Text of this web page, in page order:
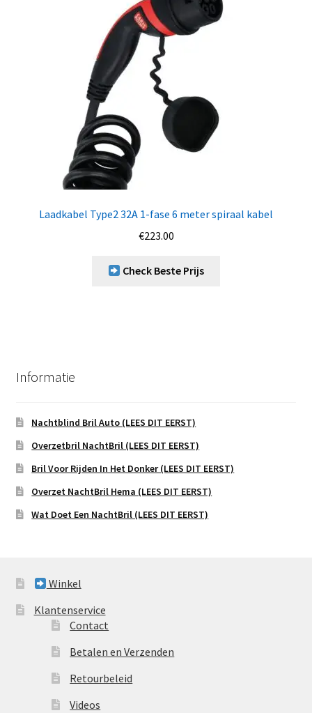
Laadkabel Type2 32A 1-fase 6 meter spiraal kabel
€223.00
Check Beste Prijs
Informatie
Nachtblind Bril Auto (LEES DIT EERST)
Overzetbril NachtBril (LEES DIT EERST)
Bril Voor Rijden In Het Donker (LEES DIT EERST)
Overzet NachtBril Hema (LEES DIT EERST)
Wat Doet Een NachtBril (LEES DIT EERST)
Winkel
Klantenservice
Contact
Betalen en Verzenden
Retourbeleid
Videos